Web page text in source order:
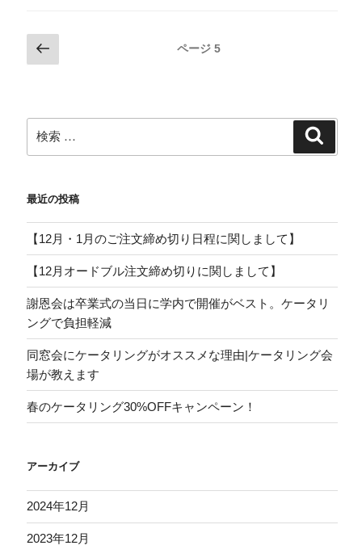
投
稿
ゲ
ー
ョ
ン
の
ジ
ページ 5
検
索:
最近の投稿
【12月・1月のご注文締め切り日程に関しまして】
【12月オードブル注文締め切りに関しまして】
謝恩会は卒業式の当日に学内で開催がベスト。ケータリ
ングで負担軽減
同窓会にケータリングがオススメな理由|ケータリング会
場が教えます
春のケータリング30%OFFキャンペーン！
アーカイブ
2024年12月
2023年12月